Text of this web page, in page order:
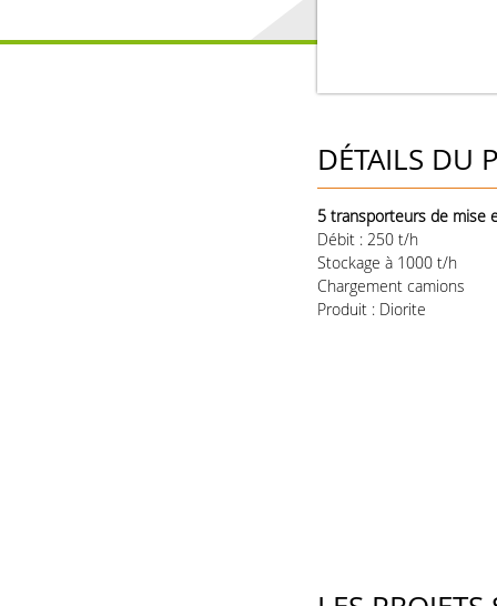
DÉTAILS DU
5 transporteurs de mise
Débit : 250 t/h
Stockage à 1000 t/h
Chargement camions
Produit : Diorite